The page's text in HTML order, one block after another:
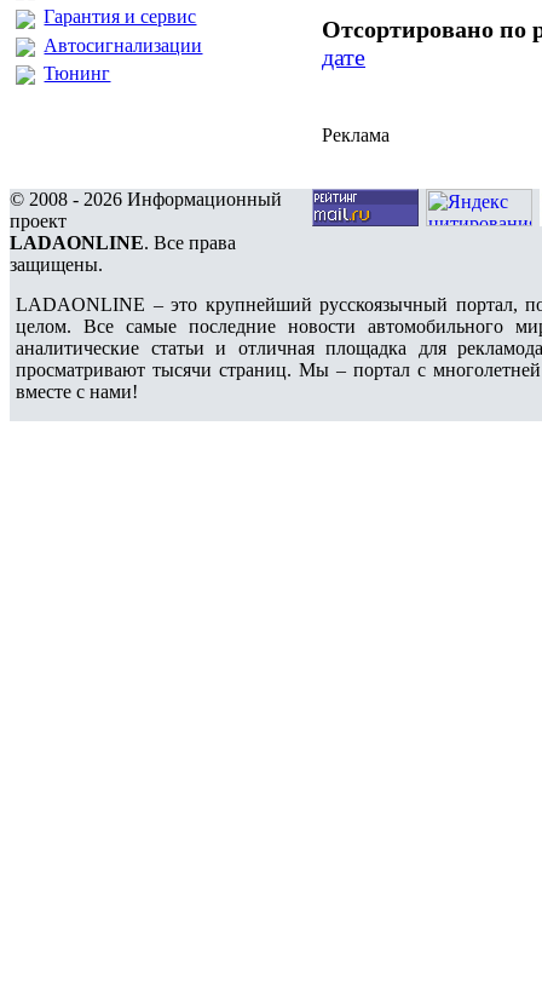
Гарантия и сервис
Автосигнализации
Тюнинг
Отсортировано по
дате
Реклама
© 2008 - 2026 Информационный
проект
LADAONLINE. Все права
защищены.
LADAONLINE – это крупнейший русскоязычный портал,
целом. Все самые последние новости автомобильного
аналитические статьи и отличная площадка для
просматривают тысячи страниц. Мы – портал с
вместе с нами!